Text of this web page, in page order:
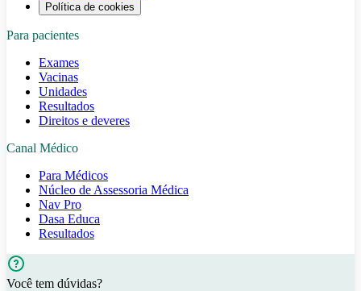
Política de cookies
Para pacientes
Exames
Vacinas
Unidades
Resultados
Direitos e deveres
Canal Médico
Para Médicos
Núcleo de Assessoria Médica
Nav Pro
Dasa Educa
Resultados
Você tem dúvidas?